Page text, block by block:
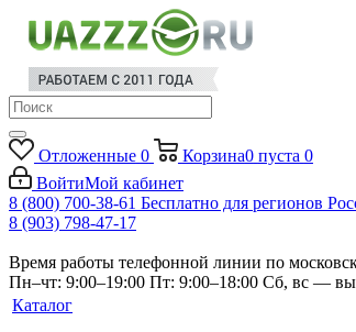
Отложенные 0 Корзина0 пуста 0
ВойтиМой кабинет
8 (800) 700-38-61 Бесплатно для регионов
8 (903) 798-47-17
Время работы телефонной линии по
Пн–чт: 9:00–19:00 Пт: 9:00–18:00 Сб, вс —
Каталог